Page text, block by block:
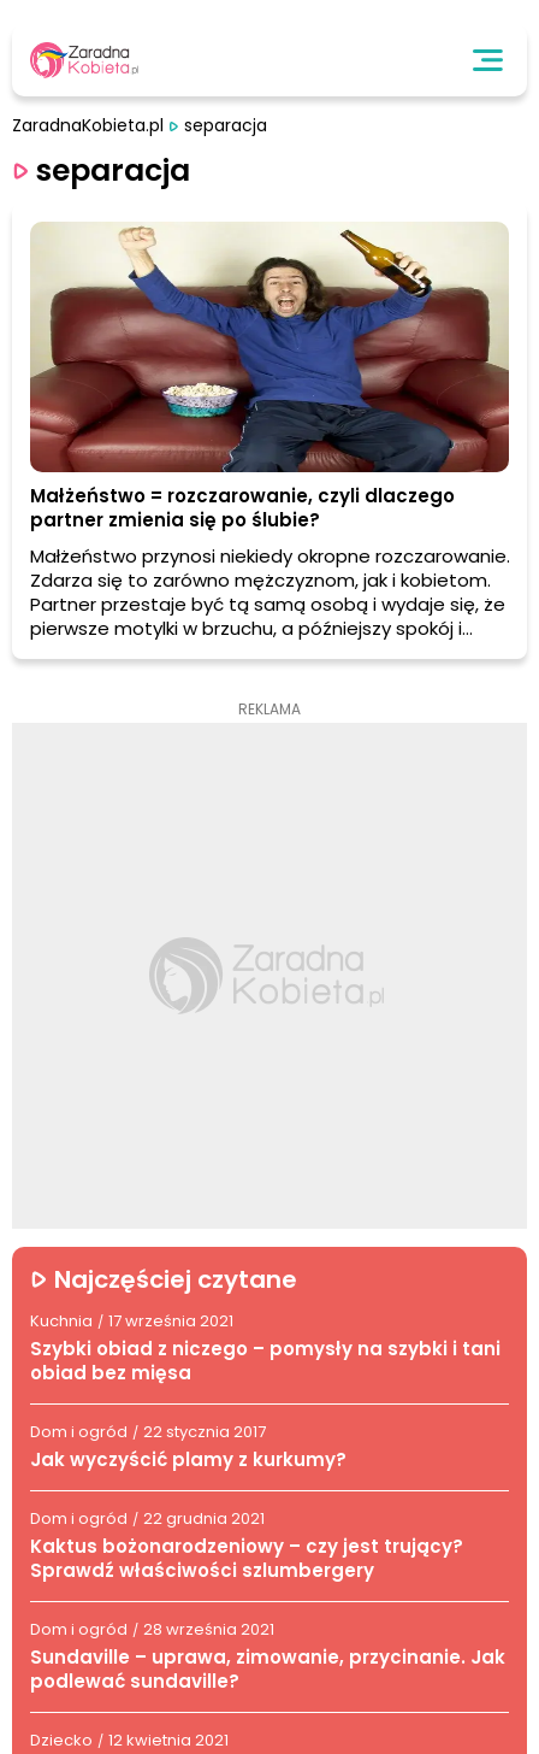
ZaradnaKobieta.pl separacja
separacja
Małżeństwo = rozczarowanie, czyli dlaczego
partner zmienia się po ślubie?
Małżeństwo przynosi niekiedy okropne rozczarowanie.
Zdarza się to zarówno mężczyznom, jak i kobietom.
Partner przestaje być tą samą osobą i wydaje się, że
pierwsze motylki w brzuchu, a późniejszy spokój i
radość z bycia ze sobą – nie powrócą już nigdy.
kawałach, które mówią o pięknej pannie młodej przed
REKLAMA
Najczęściej czytane
Kuchnia / 17 września 2021
Szybki obiad z niczego – pomysły na szybki i tani
obiad bez mięsa
Dom i ogród / 22 stycznia 2017
Jak wyczyścić plamy z kurkumy?
Dom i ogród / 22 grudnia 2021
Kaktus bożonarodzeniowy – czy jest trujący?
Sprawdź właściwości szlumbergery
Dom i ogród / 28 września 2021
Sundaville – uprawa, zimowanie, przycinanie. Jak
podlewać sundaville?
Dziecko / 12 kwietnia 2021